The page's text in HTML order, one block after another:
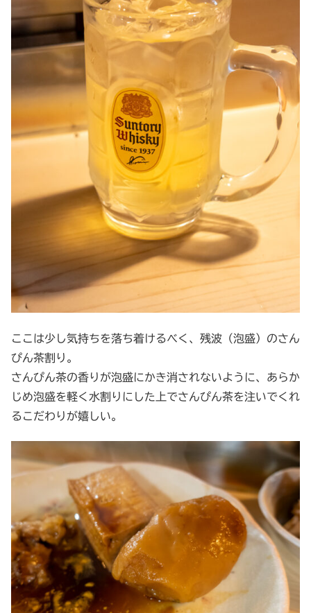
ここは少し気持ちを落ち着けるべく、残波（泡盛）のさん
ぴん茶割り。
さんぴん茶の香りが泡盛にかき消されないように、あらか
じめ泡盛を軽く水割りにした上でさんぴん茶を注いでくれ
るこだわりが嬉しい。